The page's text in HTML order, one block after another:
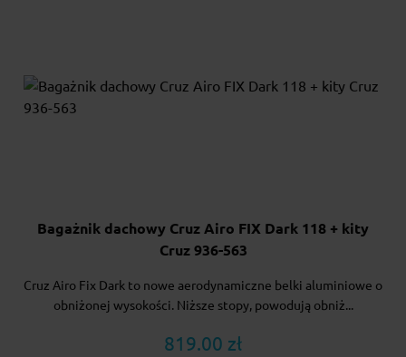
Bagażnik dachowy Cruz Airo FIX Dark 118 + kity
Cruz 936-563
Cruz Airo Fix Dark to nowe aerodynamiczne belki aluminiowe o
obniżonej wysokości. Niższe stopy, powodują obniż...
819.00 zł